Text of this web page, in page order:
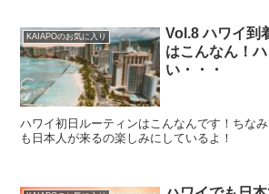
KAIAPOのお気に入り
Vol.8 ハワイ到
はこんなん！
い・・・
ハワイ初日ルーティンはこんなんです！ちな
も日本人が来るの楽しみにしているよ！